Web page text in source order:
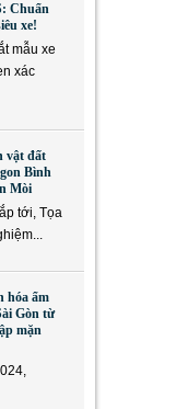
Chuẩn
xe!
mẫu xe
xác
vật đất
Bình
Mòi
tới, Tọa
hóa ẩm
Gòn từ
mặn